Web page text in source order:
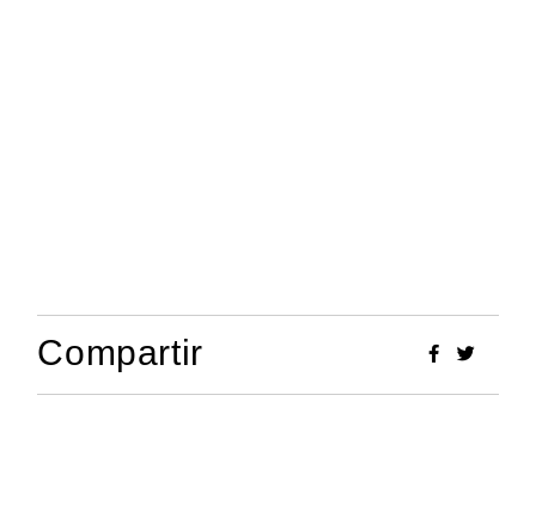
Compartir